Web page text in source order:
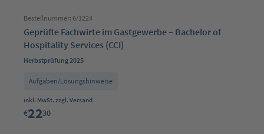
Bestellnummer: 6/1224
Geprüfte Fachwirte im Gastgewerbe – Bachelor of
Hospitality Services (CCI)
Herbstprüfung 2025
Aufgaben/Lösungshinweise
Regulärer Preis:
inkl. MwSt. zzgl. Versand
€2230